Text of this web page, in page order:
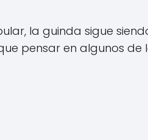
la guinda sigue
pensar en algunos de